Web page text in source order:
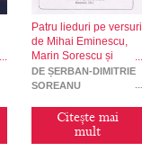
Patru lieduri pe versuri
de Mihai Eminescu,
Marin Sorescu și
Nichita Stănescu
DE ȘERBAN-DIMITRIE
SOREANU
Citește mai
mult